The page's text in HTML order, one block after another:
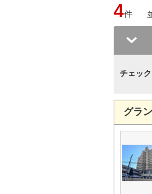
4件
チェッ
グラ